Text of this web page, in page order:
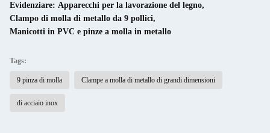
Evidenziare: Apparecchi per la lavorazione del legno,
Clampo di molla di metallo da 9 pollici,
Manicotti in PVC e pinze a molla in metallo
Tags:
9 pinza di molla Clampe a molla di metallo di grandi dimensioni
di acciaio inox